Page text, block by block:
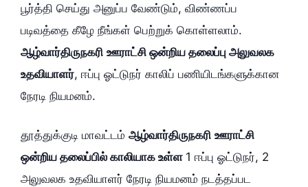
பூர்த்தி செய்து அனுப்ப வேண்டும், விண்ணப்ப
படிவத்தை கீழே நீங்கள் பெற்றுக் கொள்ளலாம்.
ஆழ்வார்திருநகரி ஊராட்சி ஒன்றிய தலைப்பு அலுவலக
உதவியாளர், ஈப்பு ஓட்டுநர் காலிப் பணியிடங்களுக்கான
நேரடி நியமனம்.
தூத்துக்குடி மாவட்டம் ஆழ்வார்திருநகரி ஊராட்சி
ஒன்றிய தலைப்பில் காலியாக உள்ள 1 ஈப்பு ஓட்டுநர், 2
அலுவலக உதவியாளர் நேரடி நியமனம் நடத்தப்பட